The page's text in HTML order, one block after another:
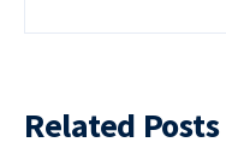
Related Posts